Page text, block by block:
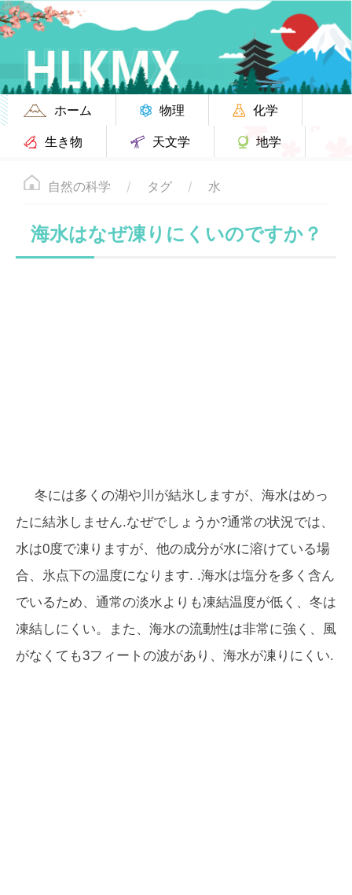
ホーム 物理
化学
生き物
天文学 地学
自然の科学 タグ 水
海水はなぜ凍りにくいのですか？
冬には多くの湖や川が結氷しますが、海水はめっ
たに結氷しません.なぜでしょうか?通常の状況では、
水は0度で凍りますが、他の成分が水に溶けている場
合、氷点下の温度になります. .海水は塩分を多く含ん
でいるため、通常の淡水よりも凍結温度が低く、冬は
凍結しにくい。また、海水の流動性は非常に強く、風
がなくても3フィートの波があり、海水が凍りにくい.